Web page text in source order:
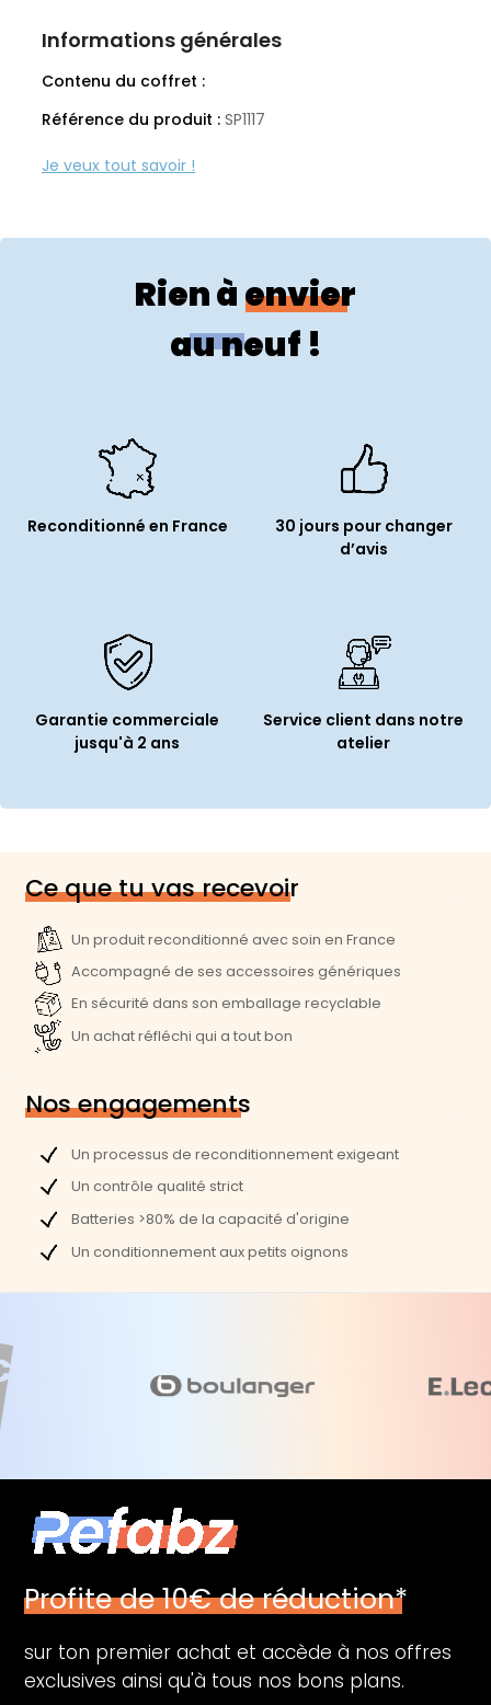
Informations générales
Contenu du coffret :
Référence du produit : SP1117
Rien à envier
au neuf !
Reconditionné en France
30 jours pour changer
d’avis
Garantie commerciale
jusqu'à 2 ans
Service client dans notre
atelier
Ce que tu vas recevoir
Un produit reconditionné avec soin en France
Accompagné de ses accessoires génériques
En sécurité dans son emballage recyclable
Un achat réfléchi qui a tout bon
Nos engagements
Un processus de reconditionnement exigeant
Un contrôle qualité strict
Batteries >80% de la capacité d'origine
Un conditionnement aux petits oignons
Profite de 10€ de réduction*
sur ton premier achat et accède à nos offres
exclusives ainsi qu'à tous nos bons plans.